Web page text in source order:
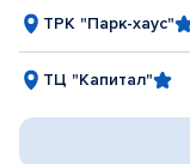
ТРК "Парк-хаус"
ТЦ "Капитал"